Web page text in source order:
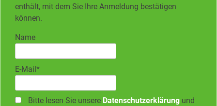
enthält, mit dem Sie Ihre Anmeldung bestätigen
können.
Name
E-Mail*
Bitte lesen Sie unsere Datenschutzerklärung und